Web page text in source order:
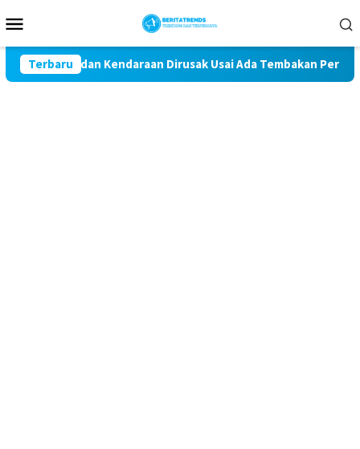
ke
Mobile
Terbaru
Kantor dan Kendaraan Dirusak Usai Ada Tembakan